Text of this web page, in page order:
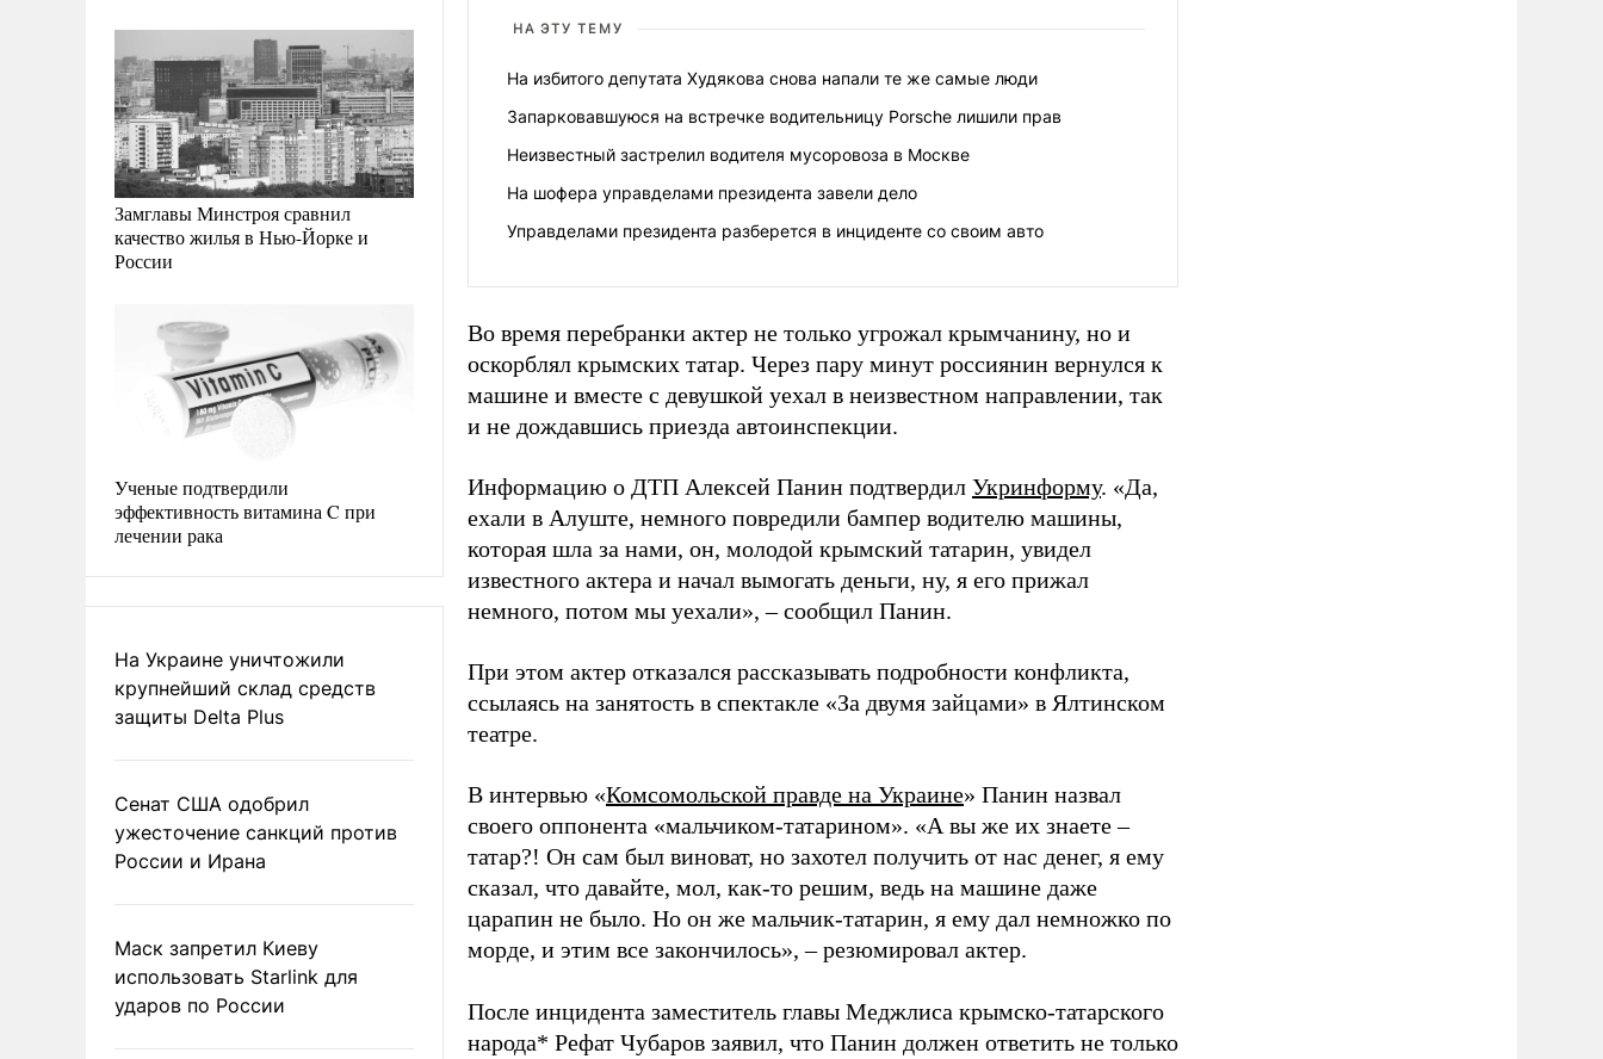
Замглавы Минстроя сравнил
качество жилья в Нью-Йорке и
России
Ученые подтвердили
эффективность витамина C при
лечении рака
На Украине уничтожили
крупнейший склад средств
защиты Delta Plus
Сенат США одобрил
ужесточение санкций против
России и Ирана
Маск запретил Киеву
использовать Starlink для
ударов по России
НА ЭТУ ТЕМУ
На избитого депутата Худякова снова напали те же самые люди
Запарковавшуюся на встречке водительницу Porsche лишили прав
Неизвестный застрелил водителя мусоровоза в Москве
На шофера управделами президента завели дело
Управделами президента разберется в инциденте со своим авто
Во время перебранки актер не только угрожал крымчанину, но и
оскорблял крымских татар. Через пару минут россиянин вернулся к
машине и вместе с девушкой уехал в неизвестном направлении, так
и не дождавшись приезда автоинспекции.
Информацию о ДТП Алексей Панин подтвердил Укринформу. «Да,
ехали в Алуште, немного повредили бампер водителю машины,
которая шла за нами, он, молодой крымский татарин, увидел
известного актера и начал вымогать деньги, ну, я его прижал
немного, потом мы уехали», – сообщил Панин.
При этом актер отказался рассказывать подробности конфликта,
ссылаясь на занятость в спектакле «За двумя зайцами» в Ялтинском
театре.
В интервью «Комсомольской правде на Украине» Панин назвал
своего оппонента «мальчиком-татарином». «А вы же их знаете –
татар?! Он сам был виноват, но захотел получить от нас денег, я ему
сказал, что давайте, мол, как-то решим, ведь на машине даже
царапин не было. Но он же мальчик-татарин, я ему дал немножко по
морде, и этим все закончилось», – резюмировал актер.
После инцидента заместитель главы Меджлиса крымско-татарского
народа* Рефат Чубаров заявил, что Панин должен ответить не только